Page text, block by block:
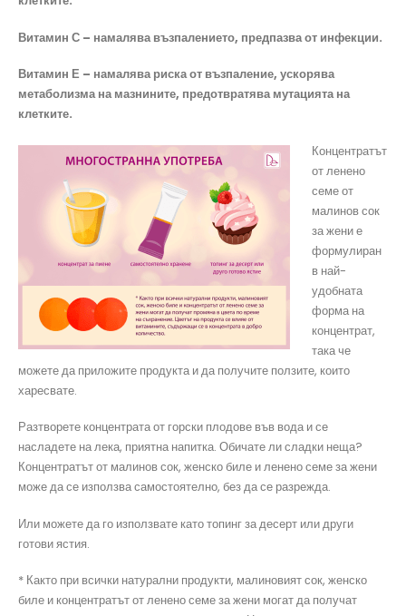
Витамин С – намалява възпалението, предпазва от инфекции.
Витамин Е – намалява риска от възпаление, ускорява
метаболизма на мазнините, предотвратява мутацията на
клетките.
Концентратът
от ленено
семе от
малинов сок
за жени е
формулиран
в най-
удобната
форма на
концентрат,
така че
можете да приложите продукта и да получите ползите, които
харесвате.
Разтворете концентрата от горски плодове във вода и се
насладете на лека, приятна напитка. Обичате ли сладки неща?
Концентратът от малинов сок, женско биле и ленено семе за жени
може да се използва самостоятелно, без да се разрежда.
Или можете да го използвате като топинг за десерт или други
готови ястия.
* Както при всички натурални продукти, малиновият сок, женско
биле и концентратът от ленено семе за жени могат да получат